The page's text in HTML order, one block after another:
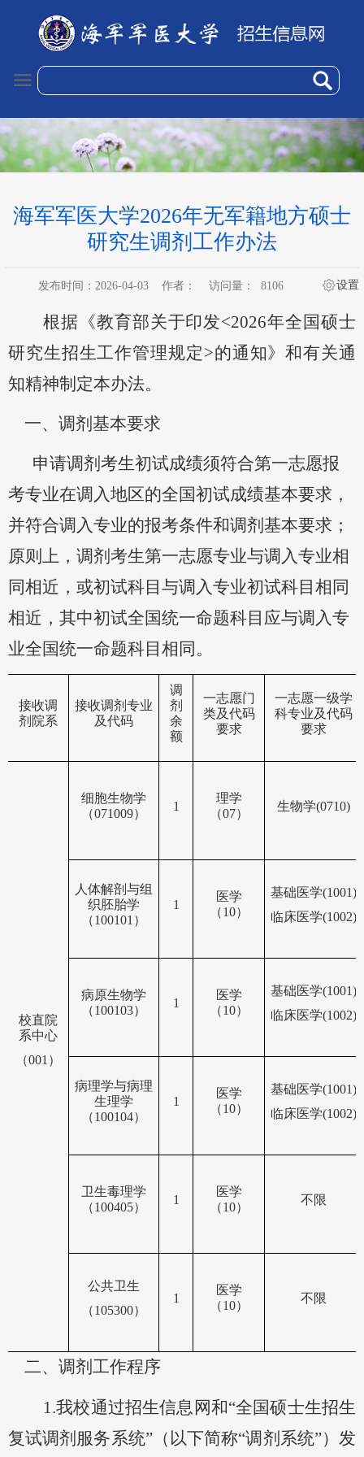
海军军医大学2026年无军籍地方硕士
研究生调剂工作办法
发布时间：2026-04-03 作者： 访问量： 8106 设置
根据 《教育部关于印发<2026年全国硕士
研究生招生工作管理规定>的通知》和有关通
知精神制定本办法。
一、 调剂基本要求
申请调剂考生初试成绩须符合第一志愿报
考专业在调入地区的全国初试成绩基本要求，
并符合调入专业的报考条件和调剂基本要求；
原则上，调剂考生第一志愿专业与调入专业相
同相近，或初试科目与调入专业初试科目相同
相近，其中初试全国统一命题科目应与调入专
业全国统一命题科目相同。
接收调
剂院系
接收调剂专业
及代码
调
剂
余
额
一志愿门
类及代码
要求
一志愿一级学
科专业及代码
要求
校直院
系中心
（001）
细胞生物学
（071009）
1
理学
（07）
生物学(0710)
人体解剖与组
织胚胎学
（100101）
1
医学
（10）
基础医学(1001)
临床医学(1002)
病原生物学
（100103）
1
医学
（10）
基础医学(1001)
临床医学(1002)
病理学与病理
生理学
（100104）
1
医学
（10）
基础医学(1001)
临床医学(1002)
卫生毒理学
（100405）
1
医学
（10）
不限
公共卫生
（105300）
1
医学
（10）
不限
二、 调剂工作程序
1.我校通过招生信息网和“全国硕士生招生
复试调剂服务系统”（以下简称“调剂系统”）发